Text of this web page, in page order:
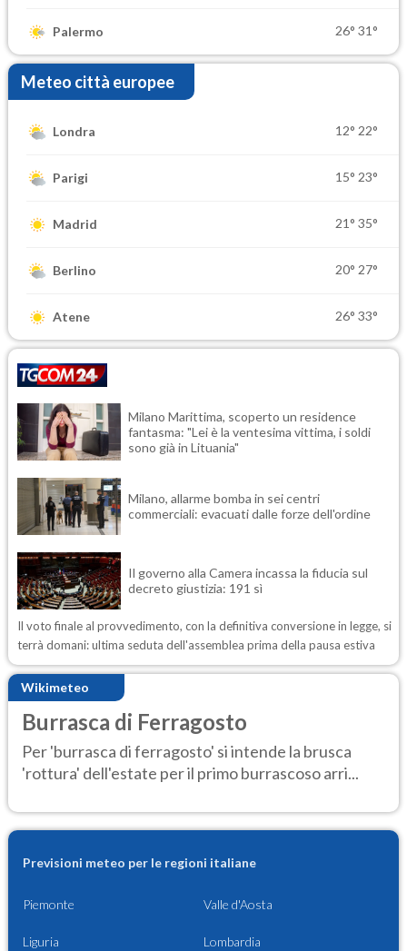
Palermo 26° 31°
Meteo città europee
Londra 12° 22°
Parigi 15° 23°
Madrid 21° 35°
Berlino 20° 27°
Atene 26° 33°
Milano Marittima, scoperto un residence
fantasma: "Lei è la ventesima vittima, i soldi
sono già in Lituania"
Milano, allarme bomba in sei centri
commerciali: evacuati dalle forze dell'ordine
Il governo alla Camera incassa la fiducia sul
decreto giustizia: 191 sì
Il voto finale al provvedimento, con la definitiva conversione in legge, si
terrà domani: ultima seduta dell'assemblea prima della pausa estiva
Wikimeteo
Burrasca di Ferragosto
Per 'burrasca di ferragosto' si intende la brusca
'rottura' dell'estate per il primo burrascoso arri...
Previsioni meteo per le regioni italiane
Piemonte Valle d'Aosta
Liguria Lombardia